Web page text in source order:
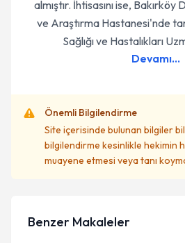
almıştır. İhtisasını ise,
ve Araştırma Hastanesi'nde
Sağlığı ve Hastalıkları
Devamı...
Önemli Bilgilendirme
Site içerisinde bulunan bilgiler
bilgilendirme kesinlikle hekimin
muayene etmesi veya tanı
Benzer Makaleler